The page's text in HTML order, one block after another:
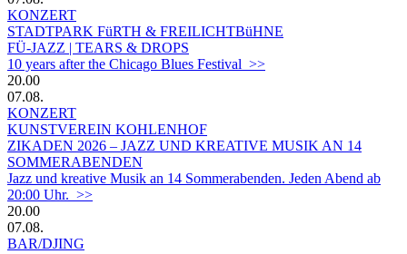
KONZERT
STADTPARK FüRTH & FREILICHTBüHNE
FÜ-JAZZ | TEARS & DROPS
10 years after the Chicago Blues Festival >>
20.00
07.08.
KONZERT
KUNSTVEREIN KOHLENHOF
ZIKADEN 2026 – JAZZ UND KREATIVE MUSIK AN 14
SOMMERABENDEN
Jazz und kreative Musik an 14 Sommerabenden. Jeden Abend ab
20:00 Uhr. >>
20.00
07.08.
BAR/DJING